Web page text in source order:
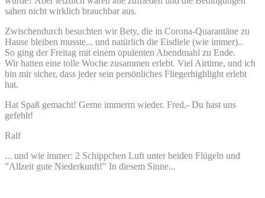
sahen nicht wirklich brauchbar aus.
Zwischendurch besuchten wir Bety, die in Corona-Quarantäne zu
Hause bleiben musste... und natürlich die Eisdiele (wie immer)..
So ging der Freitag mit einem opulenten Abendmahl zu Ende.
Wir hatten eine tolle Woche zusammen erlebt. Viel Airtime, und ich
bin mir sicher, dass jeder sein persönliches Fliegerhighlight erlebt
hat.
Hat Spaß gemacht! Gerne immerm wieder. Fred,- Du hast uns
gefehlt!
Ralf
... und wie immer: 2 Schippchen Luft unter beiden Flügeln und
"Allzeit gute Niederkunft!" In diesem Sinne...